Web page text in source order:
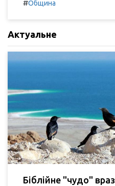
#Община
Актуальне
Біблійне "чудо"